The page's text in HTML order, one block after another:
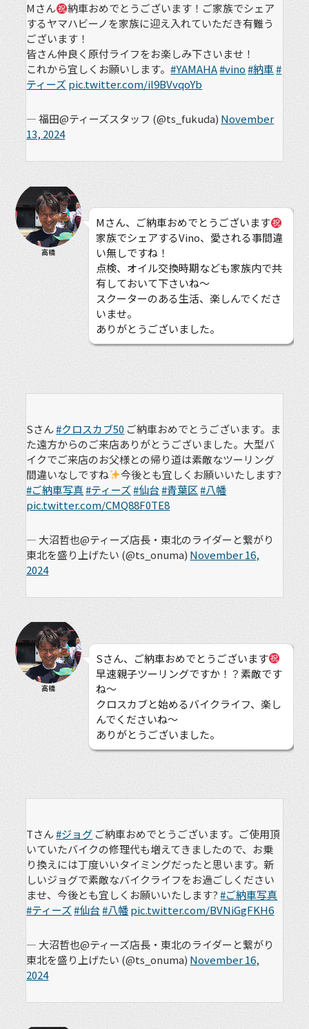
Mさん
納車おめでとうございます！ご家族でシェア
するヤマハビーノを家族に迎え入れていただき有難う
ございます！
皆さん仲良く原付ライフをお楽しみ下さいませ！
これから宜しくお願いします。#YAMAHA#vino #納車#
ティーズpic.twitter.com/il9BVvqoYb
— 福田@ティーズスタッフ (@ts_fukuda) November
13, 2024
高橋
Mさん、ご納車おめでとうございます
家族でシェアするVino、愛される事間違
い無しですね！
点検、オイル交換時期なども家族内で共
有しておいて下さいね〜
スクーターのある生活、楽しんでくださ
いませ。
ありがとうございました。
Sさん#クロスカブ50 ご納車おめでとうございます。ま
た遠方からのご来店ありがとうございました。大型バ
イクでご来店のお父様との帰り道は素敵なツーリング
間違いなしですね
今後とも宜しくお願いいたします?
#ご納車写真#ティーズ#仙台#青葉区 #八幡
pic.twitter.com/CMQ88F0TE8
— 大沼哲也@ティーズ店長・東北のライダーと繋がり
東北を盛り上げたい (@ts_onuma) November 16,
2024
高橋
Sさん、ご納車おめでとうございます
早速親子ツーリングですか！？素敵です
ね〜
クロスカブと始めるバイクライフ、楽し
んでくださいね〜
ありがとうございました。
Tさん#ジョグ ご納車おめでとうございます。ご使用頂
いていたバイクの修理代も増えてきましたので、お乗
り換えには丁度いいタイミングだったと思います。新
しいジョグで素敵なバイクライフをお過ごしください
ませ、今後とも宜しくお願いいたします?#ご納車写真
#ティーズ#仙台#八幡pic.twitter.com/BVNiGgFKH6
— 大沼哲也@ティーズ店長・東北のライダーと繋がり
東北を盛り上げたい (@ts_onuma) November 16,
2024